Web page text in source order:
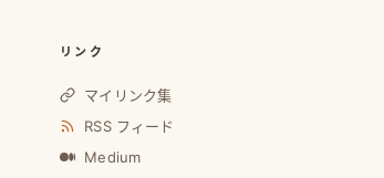
リンク
マイリンク集
RSS フィード
Medium